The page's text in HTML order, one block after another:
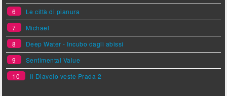
6
Le città di pianura
7
Michael
8
Deep Water - Incubo dagli abissi
9
Sentimental Value
10
Il Diavolo veste Prada 2